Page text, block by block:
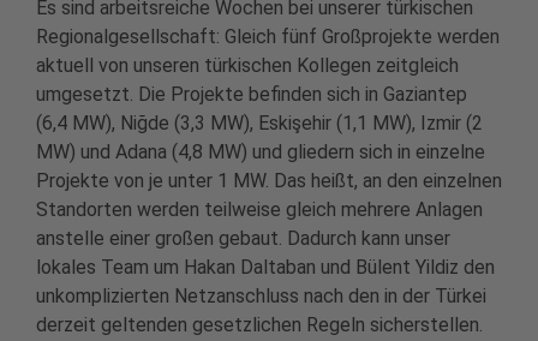
Es sind arbeitsreiche Wochen bei unserer türkischen
Regionalgesellschaft: Gleich fünf Großprojekte werden
aktuell von unseren türkischen Kollegen zeitgleich
umgesetzt. Die Projekte befinden sich in Gaziantep
(6,4 MW), Niğde (3,3 MW), Eskişehir (1,1 MW), Izmir (2
MW) und Adana (4,8 MW) und gliedern sich in einzelne
Projekte von je unter 1 MW. Das heißt, an den einzelnen
Standorten werden teilweise gleich mehrere Anlagen
anstelle einer großen gebaut. Dadurch kann unser
lokales Team um Hakan Daltaban und Bülent Yildiz den
unkomplizierten Netzanschluss nach den in der Türkei
derzeit geltenden gesetzlichen Regeln sicherstellen.